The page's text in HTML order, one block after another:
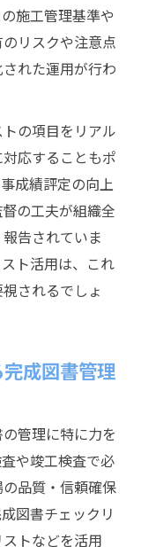
施工管理基準や
リスクや注意点
れた運用が行わ
の項目をリアル
応することもポ
成績評定の向上
の工夫が組織全
告されていま
ト活用は、これ
されるでしょ
成図書管理
管理に特に力を
や竣工検査で必
品質・信頼確保
図書チェックリ
トなどを活用